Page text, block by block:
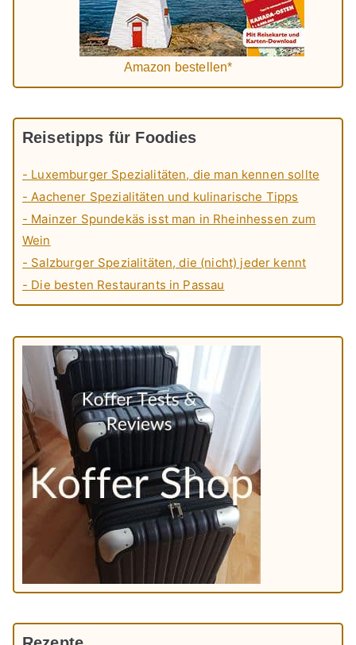
Amazon bestellen*
Reisetipps für Foodies
- Luxemburger Spezialitäten, die man kennen sollte
- Aachener Spezialitäten und kulinarische Tipps
- Mainzer Spundekäs isst man in Rheinhessen zum
Wein
- Salzburger Spezialitäten, die (nicht) jeder kennt
- Die besten Restaurants in Passau